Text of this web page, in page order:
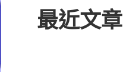
最近文章